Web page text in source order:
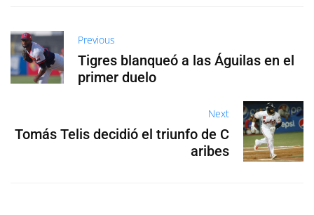
Previous
Tigres blanqueó a las Águilas en el
primer duelo
Next
Tomás Telis decidió el triunfo de C
aribes